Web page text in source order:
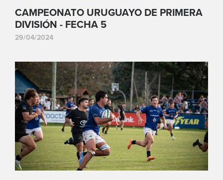
CAMPEONATO URUGUAYO DE PRIMERA
DIVISIÓN - FECHA 5
29/04/2024